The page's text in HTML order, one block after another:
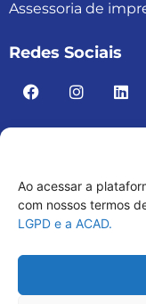
Ao acessar a
com nossos termos
LGPD e a ACAD.
Assessoria de
Redes Sociais
ACAD